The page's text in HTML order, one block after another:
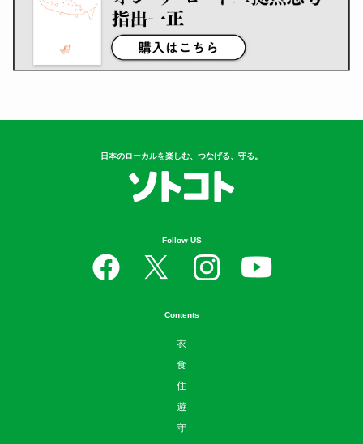
日本のローカルを楽しむ、つなげる、守る。
Follow US
Contents
衣
食
住
遊
守